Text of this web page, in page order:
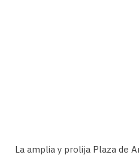
La amplia y prolija Plaza de